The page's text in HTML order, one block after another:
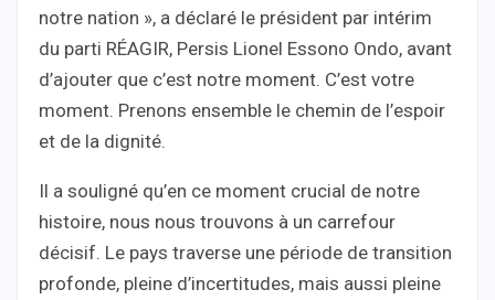
notre nation », a déclaré le président par intérim
du parti RÉAGIR, Persis Lionel Essono Ondo, avant
d’ajouter que c’est notre moment. C’est votre
moment. Prenons ensemble le chemin de l’espoir
et de la dignité.
Il a souligné qu’en ce moment crucial de notre
histoire, nous nous trouvons à un carrefour
décisif. Le pays traverse une période de transition
profonde, pleine d’incertitudes, mais aussi pleine